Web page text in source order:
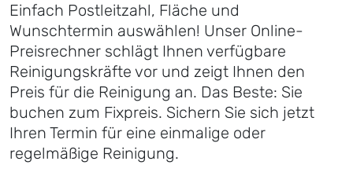
Einfach Postleitzahl, Fläche und
Wunschtermin auswählen! Unser Online-
Preisrechner schlägt Ihnen verfügbare
Reinigungskräfte vor und zeigt Ihnen den
Preis für die Reinigung an. Das Beste: Sie
buchen zum Fixpreis. Sichern Sie sich jetzt
Ihren Termin für eine einmalige oder
regelmäßige Reinigung.